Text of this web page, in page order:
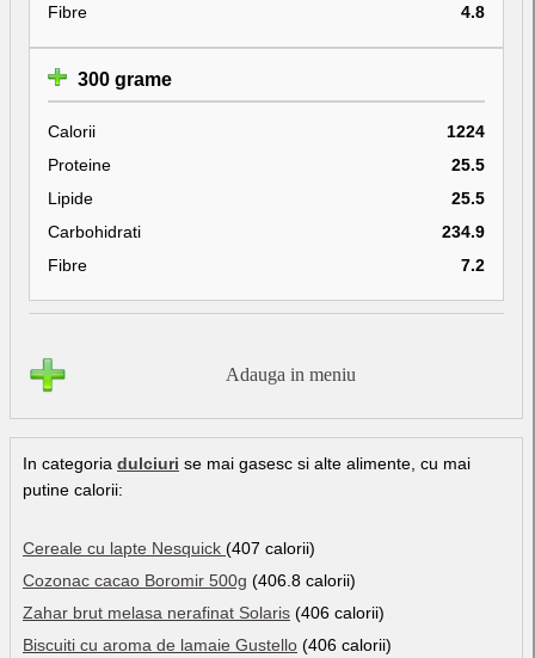
Fibre
4.8
300 grame
Calorii
1224
Proteine
25.5
Lipide
25.5
Carbohidrati
234.9
Fibre
7.2
Adauga in meniu
In categoria dulciuri se mai gasesc si alte alimente, cu mai
putine calorii:
Cereale cu lapte Nesquick (407 calorii)
Cozonac cacao Boromir 500g (406.8 calorii)
Zahar brut melasa nerafinat Solaris (406 calorii)
Biscuiti cu aroma de lamaie Gustello (406 calorii)